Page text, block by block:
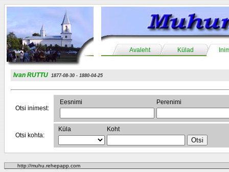
Avaleht Külad
Ivan RUTTU 1877-08-30 - 1880-04-25
Otsi inimest:
Eesnimi Perenimi
Otsi kohta:
Küla Koht
http://muhu.rehepapp.com